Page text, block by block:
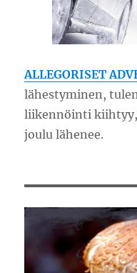
ALLEGORISET
lähestyminen,
liikennöinti
joulu lähenee.